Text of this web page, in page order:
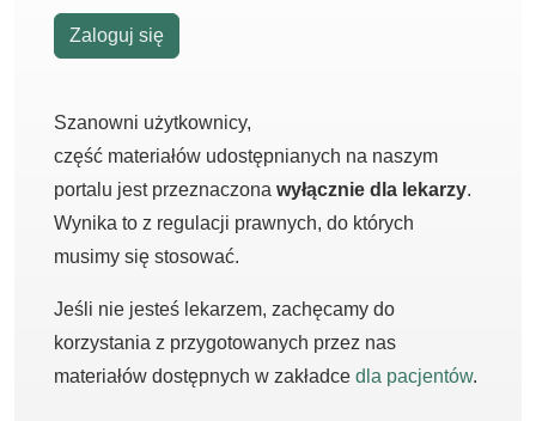
Zaloguj się
Szanowni użytkownicy,
część materiałów udostępnianych na naszym
portalu jest przeznaczona wyłącznie dla lekarzy.
Wynika to z regulacji prawnych, do których
musimy się stosować.
Jeśli nie jesteś lekarzem, zachęcamy do
korzystania z przygotowanych przez nas
materiałów dostępnych w zakładce dla pacjentów.